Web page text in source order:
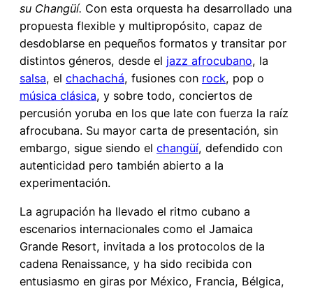
su Changüí. Con esta orquesta ha desarrollado una
propuesta flexible y multipropósito, capaz de
desdoblarse en pequeños formatos y transitar por
distintos géneros, desde el jazz afrocubano, la
salsa, el chachachá, fusiones con rock, pop o
música clásica, y sobre todo, conciertos de
percusión yoruba en los que late con fuerza la raíz
afrocubana. Su mayor carta de presentación, sin
embargo, sigue siendo el changüí, defendido con
autenticidad pero también abierto a la
experimentación.
La agrupación ha llevado el ritmo cubano a
escenarios internacionales como el Jamaica
Grande Resort, invitada a los protocolos de la
cadena Renaissance, y ha sido recibida con
entusiasmo en giras por México, Francia, Bélgica,